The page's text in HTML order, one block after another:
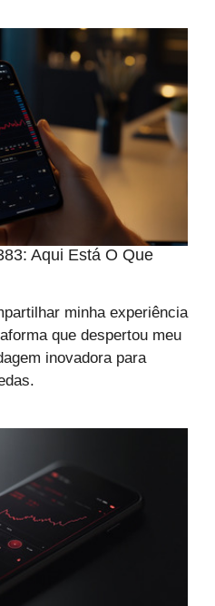
Aqui Está O Que
minha experiência
que despertou meu
inovadora para